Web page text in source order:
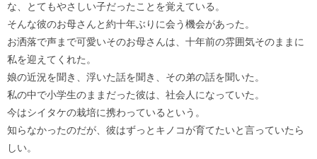
な、とてもやさしい子だったことを覚えている。
そんな彼のお母さんと約十年ぶりに会う機会があった。
お洒落で声まで可愛いそのお母さんは、十年前の雰囲気そのままに
私を迎えてくれた。
娘の近況を聞き、浮いた話を聞き、その弟の話を聞いた。
私の中で小学生のままだった彼は、社会人になっていた。
今はシイタケの栽培に携わっているという。
知らなかったのだが、彼はずっとキノコが育てたいと言っていたら
しい。